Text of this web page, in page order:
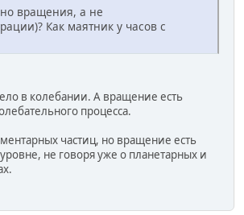
вращения, а не
Как маятник у часов с
в колебании. А вращение есть
процесса.
частиц, но вращение есть
не говоря уже о планетарных и